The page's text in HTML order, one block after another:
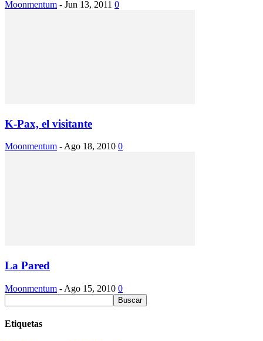
Moonmentum - Jun 13, 2011 0
K-Pax, el visitante
Moonmentum -Ago 18, 2010 0
La Pared
Moonmentum - Ago 15, 2010 0
Etiquetas